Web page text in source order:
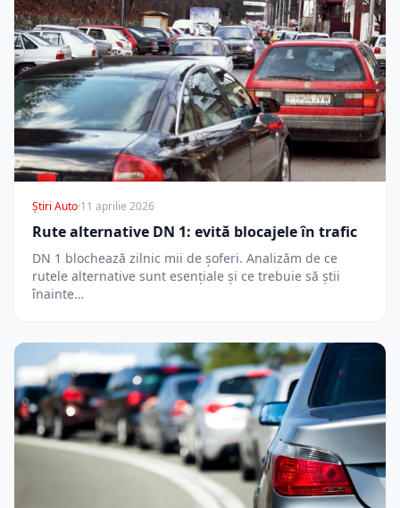
Știri Auto·11 aprilie 2026
Rute alternative DN 1: evită blocajele în trafic
DN 1 blochează zilnic mii de șoferi. Analizăm de ce
rutele alternative sunt esențiale și ce trebuie să știi
înainte…